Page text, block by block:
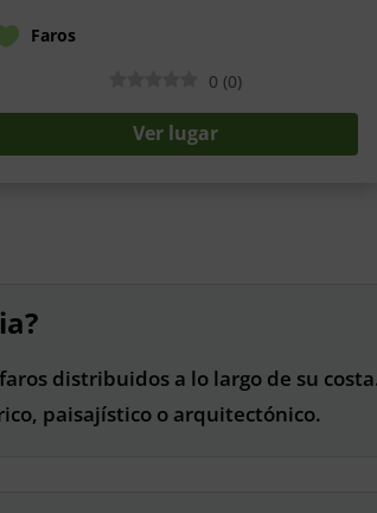
Faros
0 (0)
Ver lugar
distribuidos a lo largo de su
paisajístico o arquitectónico.